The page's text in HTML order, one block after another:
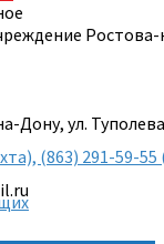
Дону, ул.
(863) 291-59-